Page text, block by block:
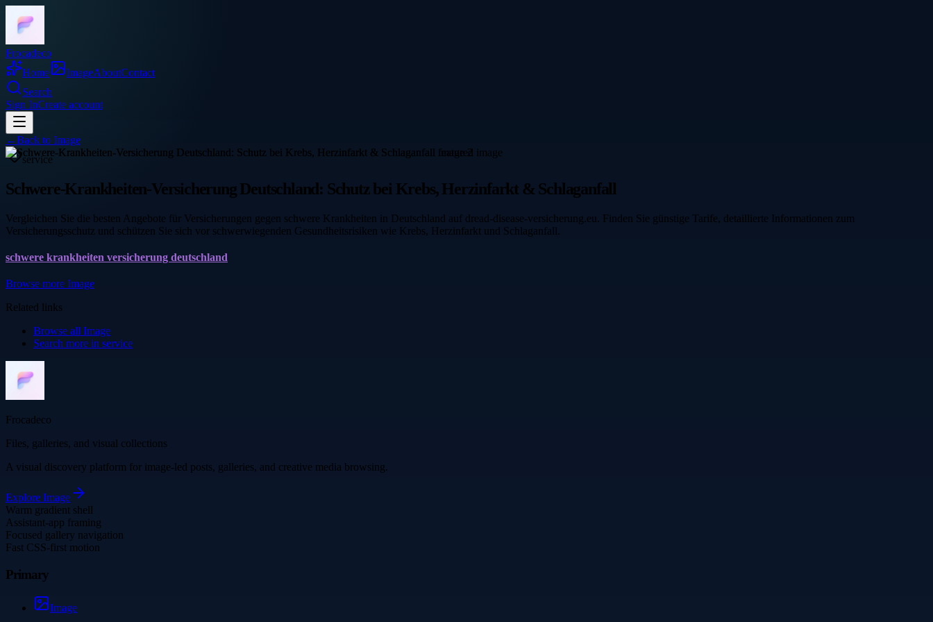
Frocadeco
Home
ImageAboutContact
Search
Sign InCreate account
←Back to Image
service
Schwere-Krankheiten-Versicherung Deutschland: Schutz bei Krebs, Herzinfarkt & Schlaganfall
Vergleichen Sie die besten Angebote für Versicherungen gegen schwere Krankheiten in Deutschland auf dread-disease-versicherung.eu. Finden Sie günstige Tarife, detaillierte Informationen zum
Versicherungsschutz und schützen Sie sich vor schwerwiegenden Gesundheitsrisiken wie Krebs, Herzinfarkt und Schlaganfall.
schwere krankheiten versicherung deutschland
Browse more Image
Related links
Browse all Image
Search more in service
Frocadeco
Files, galleries, and visual collections
A visual discovery platform for image-led posts, galleries, and creative media browsing.
Explore Image
Warm gradient shell
Assistant-app framing
Focused gallery navigation
Fast CSS-first motion
Primary
Image